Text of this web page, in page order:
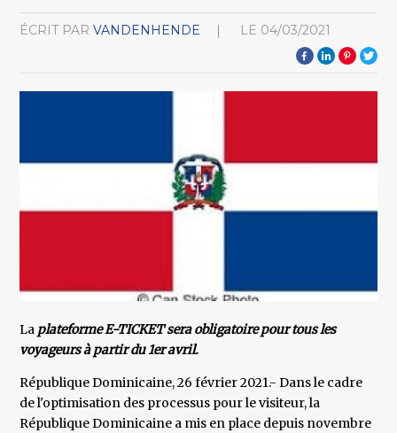
ÉCRIT PAR VANDENHENDE LE 04/03/2021
La plateforme E-TICKET sera obligatoire pour tous les
voyageurs à partir du 1er avril.
République Dominicaine, 26 février 2021.- Dans le cadre
de l'optimisation des processus pour le visiteur, la
République Dominicaine a mis en place depuis novembre